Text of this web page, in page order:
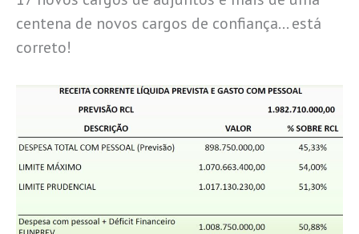
centena de novos cargos de confiança… está
correto!